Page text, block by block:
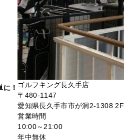
！ ゴルフキング長久手店
〒480-1147
愛知県長久手市市が洞2-1308 2F
営業時間
10:00～21:00
年中無休